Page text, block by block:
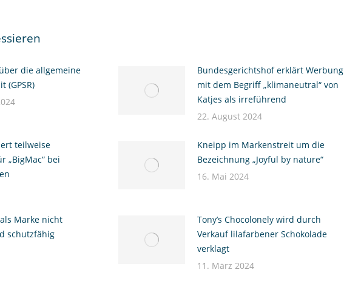
die allgemeine
(GPSR)
Bundesgerichtshof erklärt Werbung
mit dem Begriff „klimaneutral“ von
Katjes als irreführend
22. August 2024
teilweise
„BigMac“ bei
Kneipp im Markenstreit um die
Bezeichnung „Joyful by nature“
16. Mai 2024
als Marke nicht
schutzfähig
Tony’s Chocolonely wird durch
Verkauf lilafarbener Schokolade
verklagt
11. März 2024